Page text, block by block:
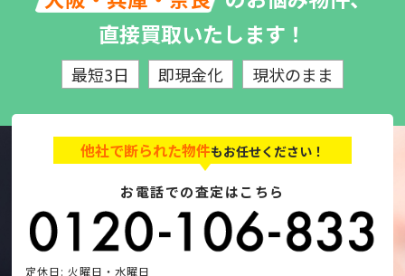
直接買取いたします！
最短3日 即現金化 現状のまま
他社で断られた物件もお任せください！
お電話での査定はこちら
定休日: 火曜日・水曜日